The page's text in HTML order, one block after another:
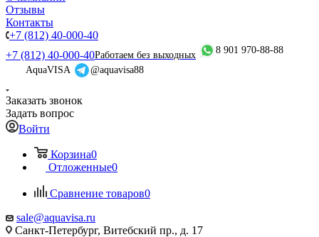
Отзывы
Контакты
+7 (812) 40-000-40
+7 (812) 40-000-40Работаем без выходных
8 901 970-88-88
AquaVISA
@aquavisa88
Заказать звонок
Задать вопрос
Войти
Корзина0
Отложенные0
Сравнение товаров0
sale@aquavisa.ru
Санкт-Петербург, Витебский пр., д. 17